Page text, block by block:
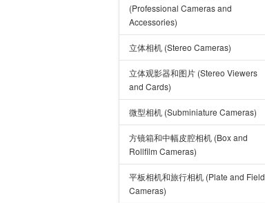
(Professional Cameras and
Accessories)
立体相机 (Stereo Cameras)
立体观影器和图片 (Stereo Viewers
and Cards)
微型相机 (Subminiature Cameras)
方镜箱和中幅皮腔相机 (Box and
Rollfilm Cameras)
平板相机和旅行相机 (Plate and Field
Cameras)